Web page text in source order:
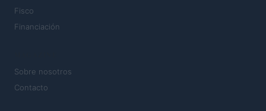
Fisco
Financiación
Sobre nosotros
Contacto